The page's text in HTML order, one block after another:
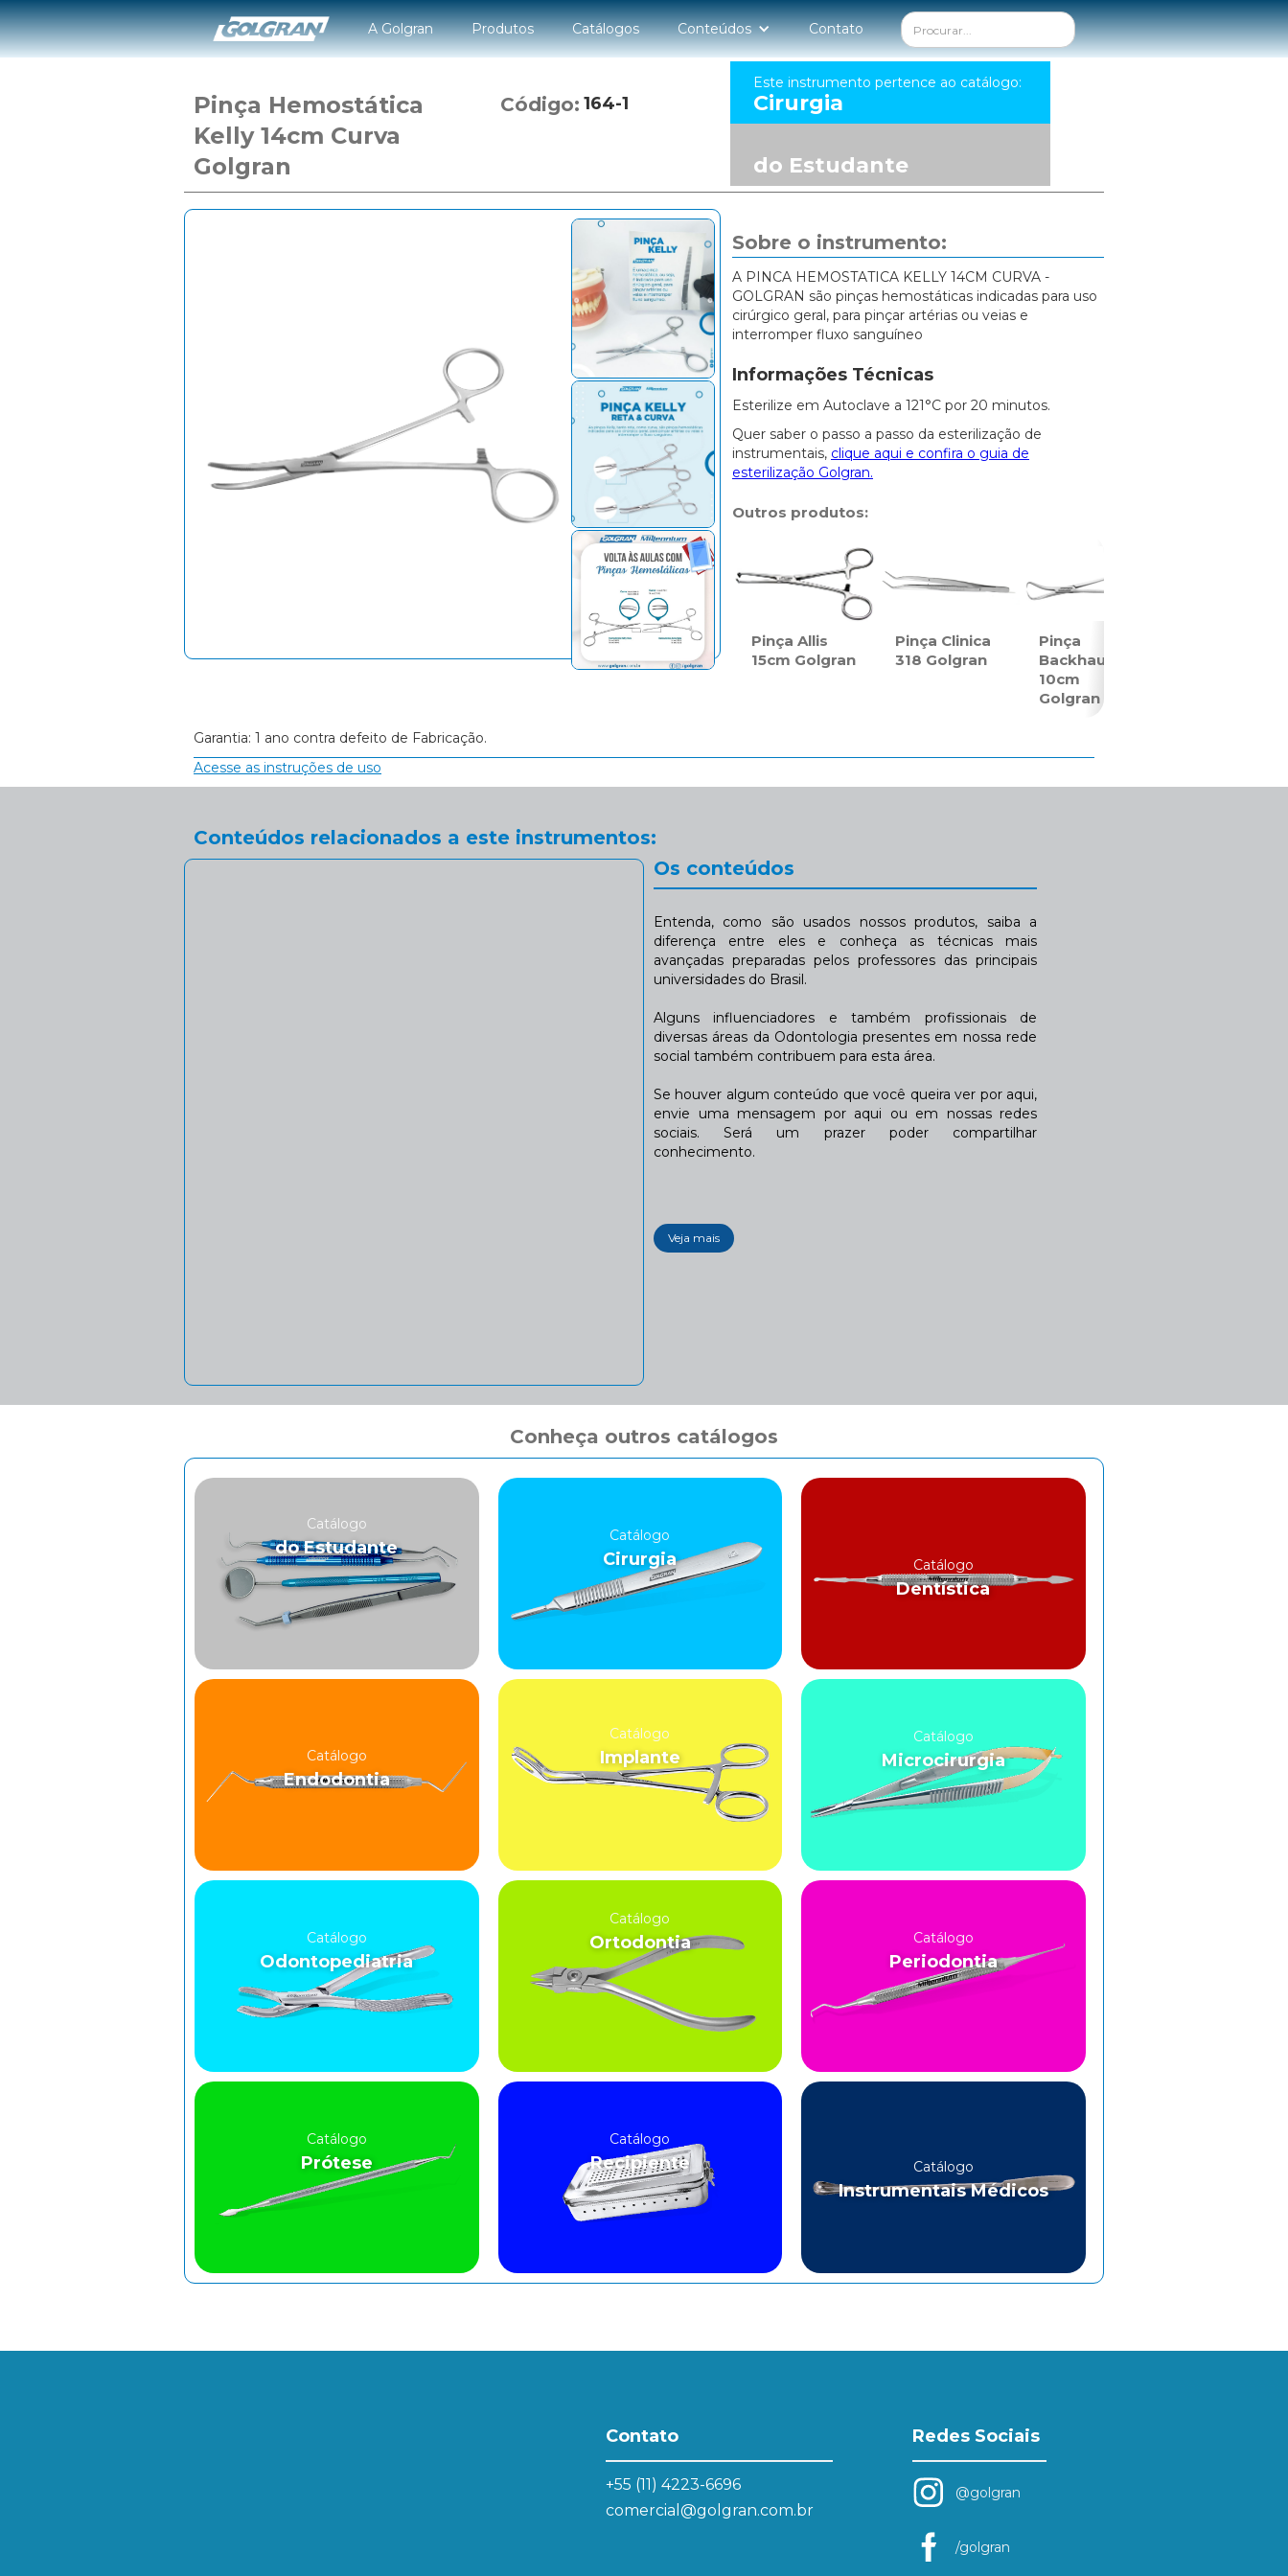
A Golgran Produtos Catálogos Conteúdos Contato
Pinça Hemostática
Kelly 14cm Curva
Golgran
Código: 164-1
Este instrumento pertence ao catálogo:
Cirurgia
do Estudante
Sobre o instrumento:
A PINCA HEMOSTATICA KELLY 14CM CURVA -
GOLGRAN são pinças hemostáticas indicadas para uso
cirúrgico geral, para pinçar artérias ou veias e
interromper fluxo sanguíneo
Informações Técnicas
Esterilize em Autoclave a 121°C por 20 minutos.
Quer saber o passo a passo da esterilização de
instrumentais, clique aqui e confira o guia de
esterilização Golgran.
Outros produtos:
Pinça Allis
15cm Golgran
Pinça Clinica
318 Golgran
Pinça
Backhaus
10cm
Golgran
Garantia: 1 ano contra defeito de Fabricação.
Acesse as instruções de uso
Conteúdos relacionados a este instrumentos:
Os conteúdos
Entenda, como são usados nossos produtos, saiba a
diferença entre eles e conheça as técnicas mais
avançadas preparadas pelos professores das principais
universidades do Brasil.
Alguns influenciadores e também profissionais de
diversas áreas da Odontologia presentes em nossa rede
social também contribuem para esta área.
Se houver algum conteúdo que você queira ver por aqui,
envie uma mensagem por aqui ou em nossas redes
sociais. Será um prazer poder compartilhar
conhecimento.
Veja mais
Conheça outros catálogos
Catálogo
do Estudante
Catálogo
Cirurgia Catálogo
Dentística
Catálogo
Endodontia
Catálogo
Implante
Catálogo
Microcirurgia
Catálogo
Odontopediatria
Catálogo
Ortodontia Catálogo
Periodontia
Catálogo
Prótese
Catálogo
Recipiente Catálogo
Instrumentais Médicos
Contato
+55 (11) 4223-6696
comercial@golgran.com.br
Redes Sociais
@golgran
/golgran